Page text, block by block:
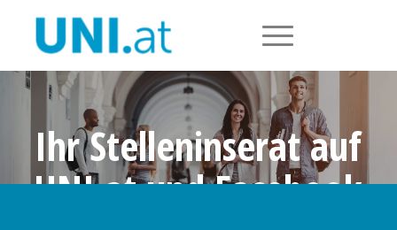
Ihr Stelleninserat auf
UNI.at und Facebook